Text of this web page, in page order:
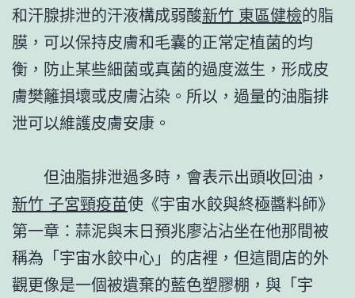
和汗腺排泄的汗液構成弱酸新竹 東區健檢的脂
膜，可以保持皮膚和毛囊的正常定植菌的均
衡，防止某些細菌或真菌的過度滋生，形成皮
膚樊籬損壞或皮膚沾染。所以，過量的油脂排
泄可以維護皮膚安康。
但油脂排泄過多時，會表示出頭收回油，
新竹 子宮頸疫苗使《宇宙水餃與終極醬料師》
第一章：蒜泥與末日預兆廖沾沾坐在他那間被
稱為「宇宙水餃中心」的店裡，但這間店的外
觀更像是一個被遺棄的藍色塑膠棚，與「宇